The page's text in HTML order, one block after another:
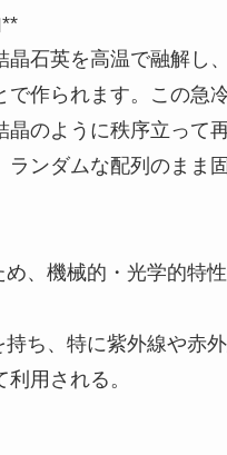
晶石英を高温で融解し
で作られます。この急
晶のように秩序立って
ランダムな配列のまま
、機械的・光学的特
ち、特に紫外線や赤
用される。